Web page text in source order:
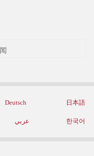
Deutsch 日本語
عربي 한국어